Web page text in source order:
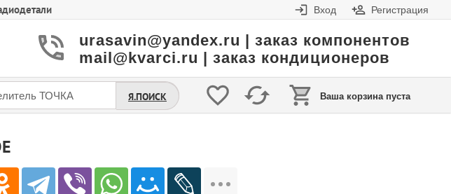
Вход Регистрация
urasavin@yandex.ru | заказ компонентов
mail@kvarci.ru | заказ кондиционеров
Ваша корзина пуста
Я.ПОИСК